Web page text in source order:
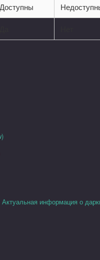
Доступны
Актуальная информация о